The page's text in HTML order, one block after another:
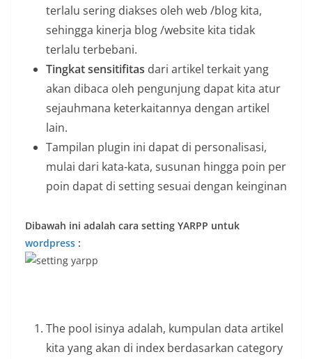
terlalu sering diakses oleh web /blog kita,
sehingga kinerja blog /website kita tidak
terlalu terbebani.
Tingkat sensitifitas dari artikel terkait yang
akan dibaca oleh pengunjung dapat kita atur
sejauhmana keterkaitannya dengan artikel
lain.
Tampilan plugin ini dapat di personalisasi,
mulai dari kata-kata, susunan hingga poin per
poin dapat di setting sesuai dengan keinginan
Dibawah ini adalah cara setting YARPP untuk
wordpress :
The pool isinya adalah, kumpulan data artikel
kita yang akan di index berdasarkan category